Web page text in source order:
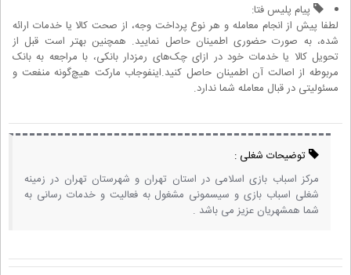
پیام پلیس فتا:
لطفا پیش از انجام معامله و هر نوع پرداخت وجه، از صحت کالا یا خدمات ارائه
شده، به صورت حضوری اطمینان حاصل نمایید. همچنین بهتر است قبل از
تحویل کالا یا خدمات خود در ازای چک‌های رمزدار بانکی، با مراجعه به بانک
مربوطه از اصالت آن اطمینان حاصل کنید.اینفوجاب مارکت هیچ‌گونه منفعت و
مسئولیتی در قبال معامله شما ندارد.
توضیحات شغلی :
مرکز اسباب بازی اسلامی در استان تهران و شهرستان تهران در زمینه
شغلی اسباب بازی و سیسمونی مشغول به فعالیت و خدمات رسانی به
شما همشهریان عزیز می باشد .